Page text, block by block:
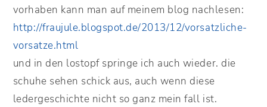
vorhaben kann man auf meinem blog nachlesen:
http://fraujule.blogspot.de/2013/12/vorsatzliche-
vorsatze.html
und in den lostopf springe ich auch wieder. die
schuhe sehen schick aus, auch wenn diese
ledergeschichte nicht so ganz mein fall ist.